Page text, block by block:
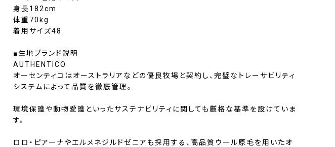
身長182cm
体重70kg
着用サイズ48
■生地ブランド説明
AUTHENTICO
オーセンティコはオーストラリアなどの優良牧場と契約し、完璧なトレーサビリティ
システムによって品質を徹底管理。
環境保護や動物愛護といったサステナビリティに関しても厳格な基準を設けていま
す。
ロロ・ピアーナやエルメネジルドゼニアも採用する、高品質ウール原毛を用いたオ